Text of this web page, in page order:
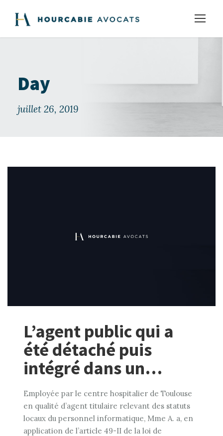
Day
juillet 26, 2019
L’agent public qui a
été détaché puis
intégré dans un…
Employée par le centre hospitalier de Toulouse
en qualité d’agent titulaire relevant des statuts
locaux du personnel informatique, Mme A. a, en
application de l’article 49-II de la loi de